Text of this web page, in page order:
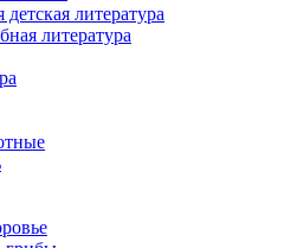
литература
литература